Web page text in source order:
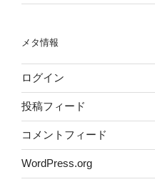
メタ情報
ログイン
投稿フィード
コメントフィード
WordPress.org